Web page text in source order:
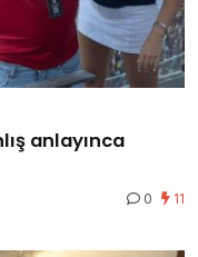
anlayınca
0 11